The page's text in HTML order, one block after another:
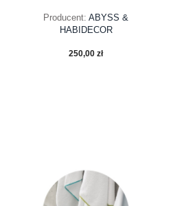
Producent: ABYSS &
HABIDECOR
250,00 zł
do koszyka